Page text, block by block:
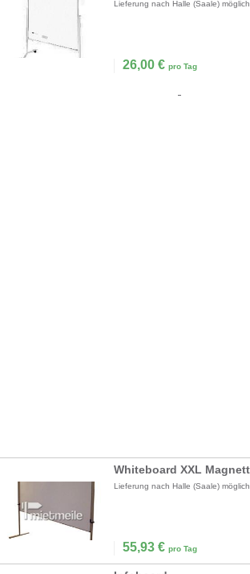
Lieferung nach Halle (Saale) möglich
26,00 € pro Tag
Lieferung nach Halle (Saale) möglich
55,93 € pro Tag